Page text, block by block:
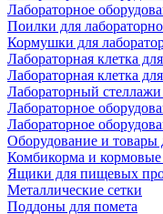
Лабораторное
Поилки для
Кормушки для
Лабораторная клетка
Лабораторная клетка
Лабораторный
Лабораторное
Лабораторное
Оборудование и
Комбикорма и кормовые
Ящики для пищевых
Металлические сетки
Поддоны для помета